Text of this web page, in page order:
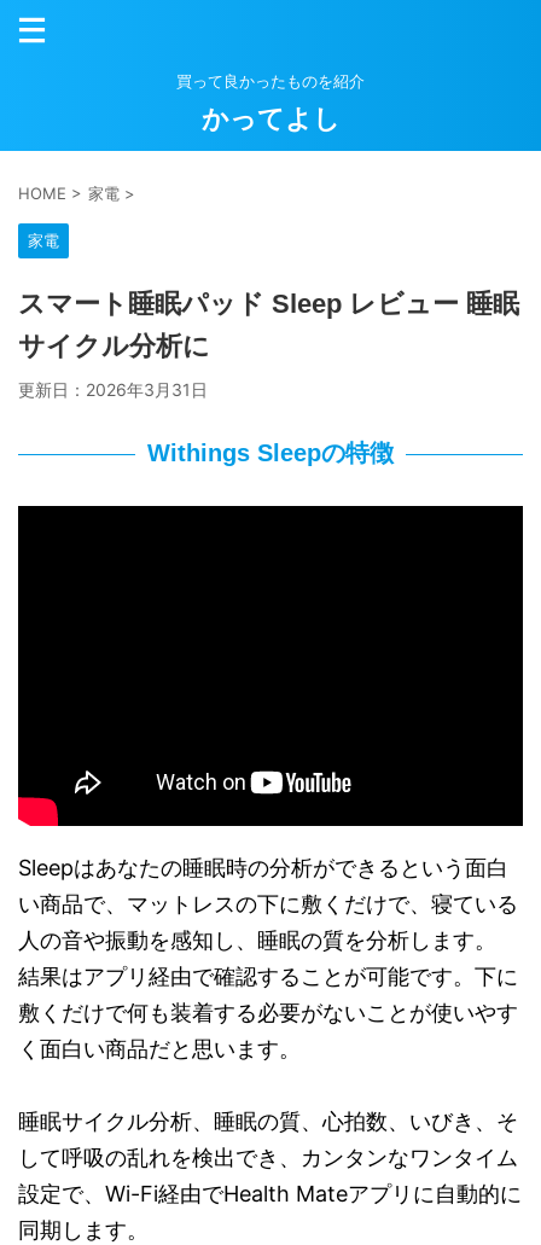
買って良かったものを紹介
かってよし
HOME > 家電 >
家電
スマート睡眠パッド Sleep レビュー 睡眠
サイクル分析に
更新日： 2026年3月31日
Withings Sleepの特徴
Sleepはあなたの睡眠時の分析ができるという面白
い商品で、マットレスの下に敷くだけで、寝ている
人の音や振動を感知し、睡眠の質を分析します。
結果はアプリ経由で確認することが可能です。下に
敷くだけで何も装着する必要がないことが使いやす
く面白い商品だと思います。
睡眠サイクル分析、睡眠の質、心拍数、いびき、そ
して呼吸の乱れを検出でき、カンタンなワンタイム
設定で、Wi-Fi経由でHealth Mateアプリに自動的に
同期します。